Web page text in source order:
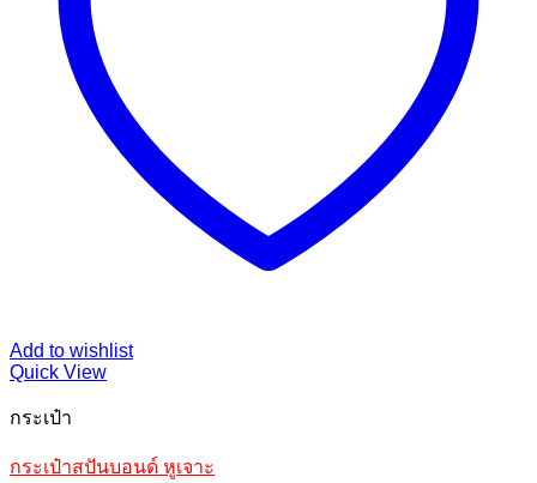
Add to wishlist
Quick View
กระเป๋า
กระเป๋าสปันบอนด์ หูเจาะ